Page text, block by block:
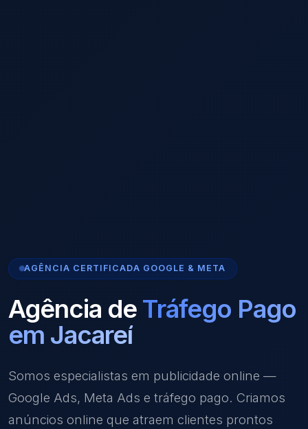
AGÊNCIA CERTIFICADA GOOGLE & META
Agência de Tráfego Pago
em Jacareí
Somos especialistas em publicidade online —
Google Ads, Meta Ads e tráfego pago. Criamos
anúncios online que atraem clientes prontos